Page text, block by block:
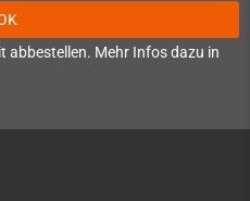
abbestellen. Mehr Infos dazu in